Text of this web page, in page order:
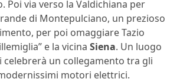
Poi via verso la Valdichiana per
di Montepulciano, un prezioso
per poi omaggiare Tazio
e la vicina Siena. Un luogo
celebrerà un collegamento tra gli
motori elettrici.